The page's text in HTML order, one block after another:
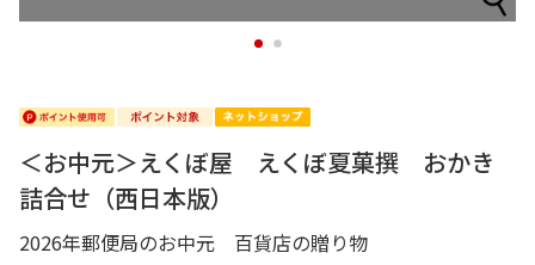
1 2
＜お中元＞えくぼ屋 えくぼ夏菓撰 おかき
詰合せ（西日本版）
2026年郵便局のお中元 百貨店の贈り物